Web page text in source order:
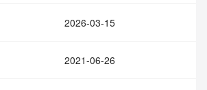
2026-03-15
2021-06-26